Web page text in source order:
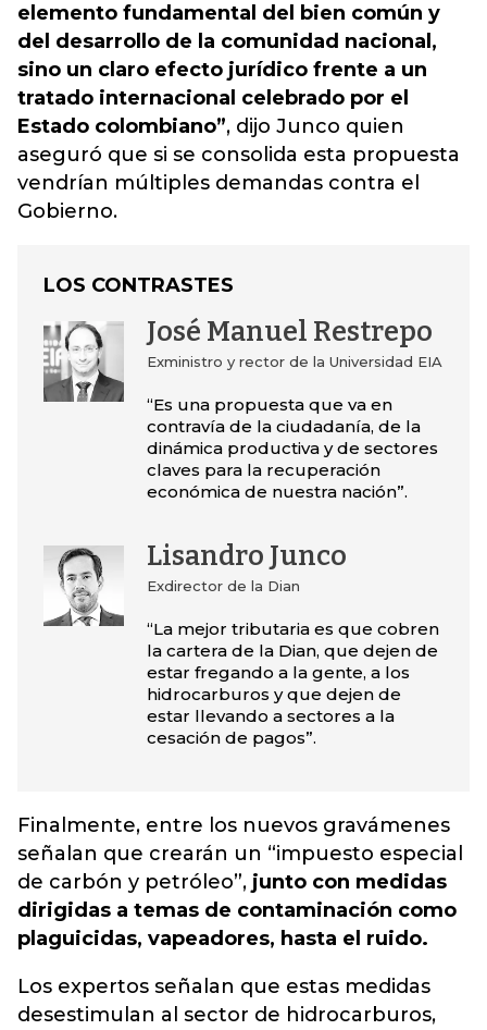
elemento fundamental del bien común y
del desarrollo de la comunidad nacional,
sino un claro efecto jurídico frente a un
tratado internacional celebrado por el
Estado colombiano”, dijo Junco quien
aseguró que si se consolida esta propuesta
vendrían múltiples demandas contra el
Gobierno.
LOS CONTRASTES
José Manuel Restrepo
Exministro y rector de la Universidad EIA
“Es una propuesta que va en
contravía de la ciudadanía, de la
dinámica productiva y de sectores
claves para la recuperación
económica de nuestra nación”.
Lisandro Junco
Exdirector de la Dian
“La mejor tributaria es que cobren
la cartera de la Dian, que dejen de
estar fregando a la gente, a los
hidrocarburos y que dejen de
estar llevando a sectores a la
cesación de pagos”.
Finalmente, entre los nuevos gravámenes
señalan que crearán un “impuesto especial
de carbón y petróleo”, junto con medidas
dirigidas a temas de contaminación como
plaguicidas, vapeadores, hasta el ruido.
Los expertos señalan que estas medidas
desestimulan al sector de hidrocarburos,